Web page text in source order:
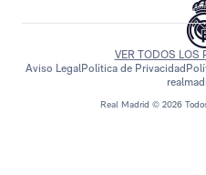
Real Madrid © 2026
VER TODOS LOS
Aviso LegalPolítica de Privacidad